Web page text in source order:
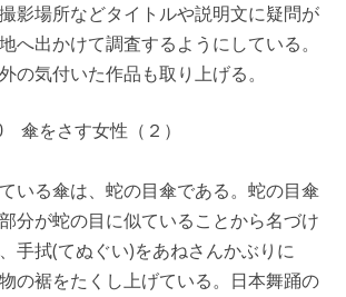
影場所などタイトルや説明文に疑問が
へ出かけて調査するようにしている。
の気付いた作品も取り上げる。
傘をさす女性（２）
いる傘は、蛇の目傘である。蛇の目傘
分が蛇の目に似ていることから名づけ
手拭(てぬぐい)をあねさんかぶりに
の裾をたくし上げている。日本舞踊の